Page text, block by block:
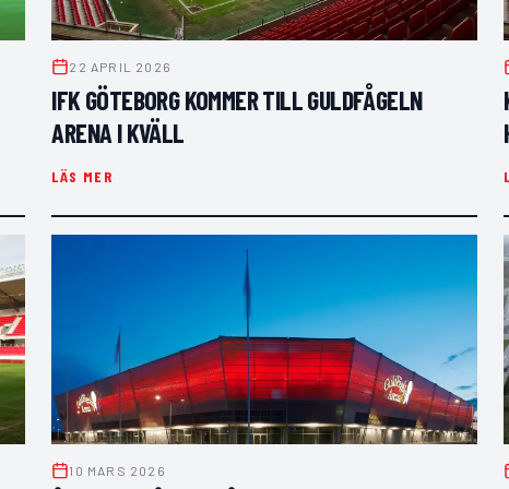
22 APRIL 2026
IFK GÖTEBORG KOMMER TILL GULDFÅGELN
ARENA I KVÄLL
LÄS MER
10 MARS 2026